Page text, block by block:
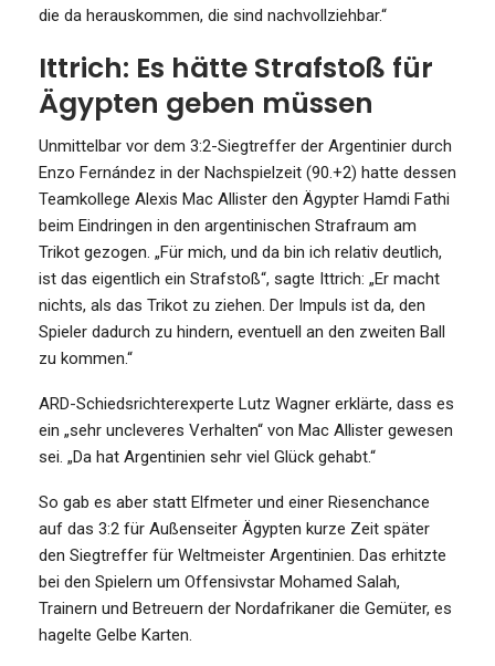
die da herauskommen, die sind nachvollziehbar.“
Ittrich: Es hätte Strafstoß für
Ägypten geben müssen
Unmittelbar vor dem 3:2-Siegtreffer der Argentinier durch
Enzo Fernández in der Nachspielzeit (90.+2) hatte dessen
Teamkollege Alexis Mac Allister den Ägypter Hamdi Fathi
beim Eindringen in den argentinischen Strafraum am
Trikot gezogen. „Für mich, und da bin ich relativ deutlich,
ist das eigentlich ein Strafstoß“, sagte Ittrich: „Er macht
nichts, als das Trikot zu ziehen. Der Impuls ist da, den
Spieler dadurch zu hindern, eventuell an den zweiten Ball
zu kommen.“
ARD-Schiedsrichterexperte Lutz Wagner erklärte, dass es
ein „sehr uncleveres Verhalten“ von Mac Allister gewesen
sei. „Da hat Argentinien sehr viel Glück gehabt.“
So gab es aber statt Elfmeter und einer Riesenchance
auf das 3:2 für Außenseiter Ägypten kurze Zeit später
den Siegtreffer für Weltmeister Argentinien. Das erhitzte
bei den Spielern um Offensivstar Mohamed Salah,
Trainern und Betreuern der Nordafrikaner die Gemüter, es
hagelte Gelbe Karten.